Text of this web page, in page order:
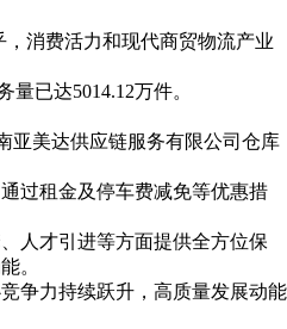
消费活力和现代商贸物流产业
已达5014.12万件。
亚美达供应链服务有限公司仓库
过租金及停车费减免等优惠措
人才引进等方面提供全方位保
。
争力持续跃升，高质量发展动能